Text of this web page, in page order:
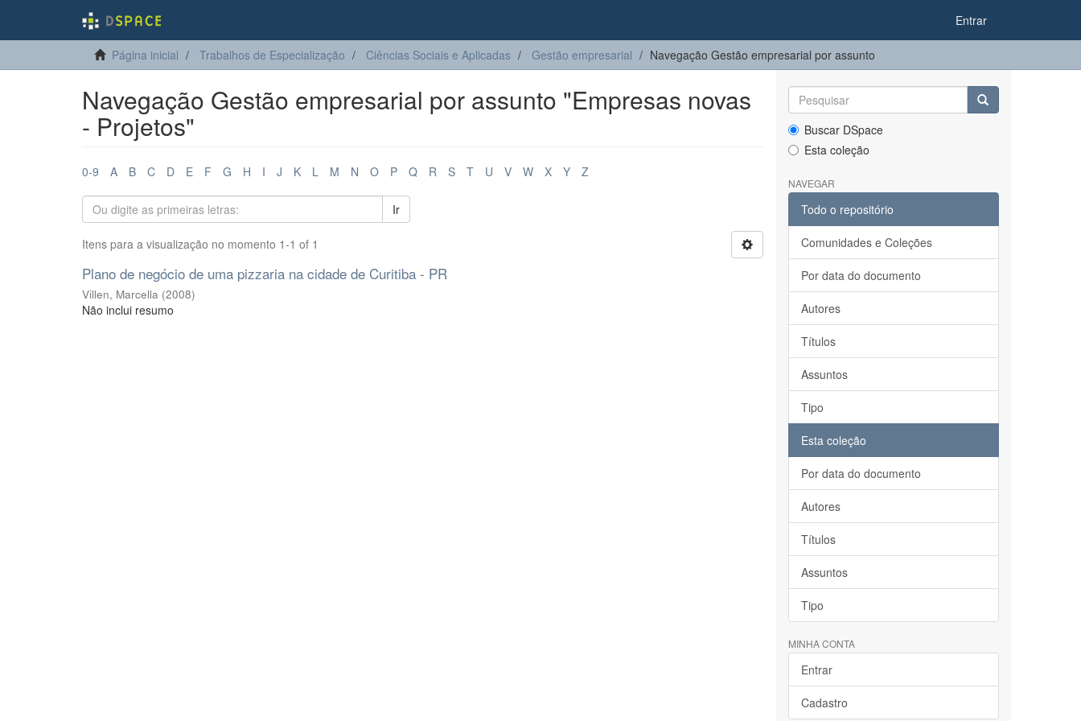
Entrar
Página inicial Trabalhos de Especialização Ciências Sociais e Aplicadas Gestão empresarial Navegação Gestão empresarial por assunto
Navegação Gestão empresarial por assunto "Empresas novas
- Projetos"
0-9 A B C D E F G H I J K L M N O P Q R S T U V W X Y Z
Ir
Itens para a visualização no momento 1-1 of 1
Plano de negócio de uma pizzaria na cidade de Curitiba - PR
Villen, Marcella (2008)
Não inclui resumo
Buscar DSpace
Esta coleção
NAVEGAR
Todo o repositório
Comunidades e Coleções
Por data do documento
Autores
Títulos
Assuntos
Tipo
Esta coleção
Por data do documento
Autores
Títulos
Assuntos
Tipo
MINHA CONTA
Entrar
Cadastro